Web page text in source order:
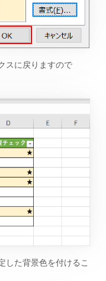
スに戻りますので
した背景色を付けるこ